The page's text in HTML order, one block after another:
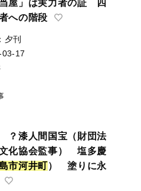
」は実力者の証 四
への階段
夕刊
03-17
？漆人間国宝（財団法
化協会監事） 塩多慶
市河井町） 塗りに永